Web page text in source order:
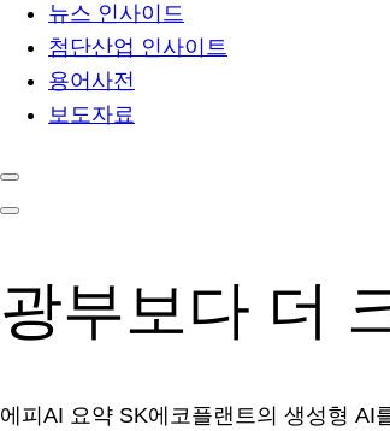
뉴스 인사이드
첨단산업 인사이트
용어사전
보도자료
광부보다 더
에피AI 요약 SK에코플랜트의 생성형 AI